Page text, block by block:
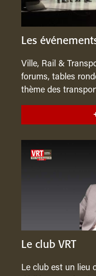
Les
Ville, Rail &
forums, tables
thème des
Le club VRT
Le club est un lieu